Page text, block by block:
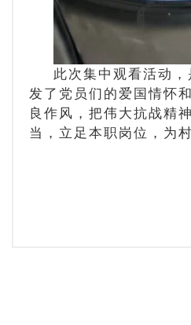
此次集中观看活动
发了党员们的爱国情怀
良作风，把伟大抗战精
当，立足本职岗位，为